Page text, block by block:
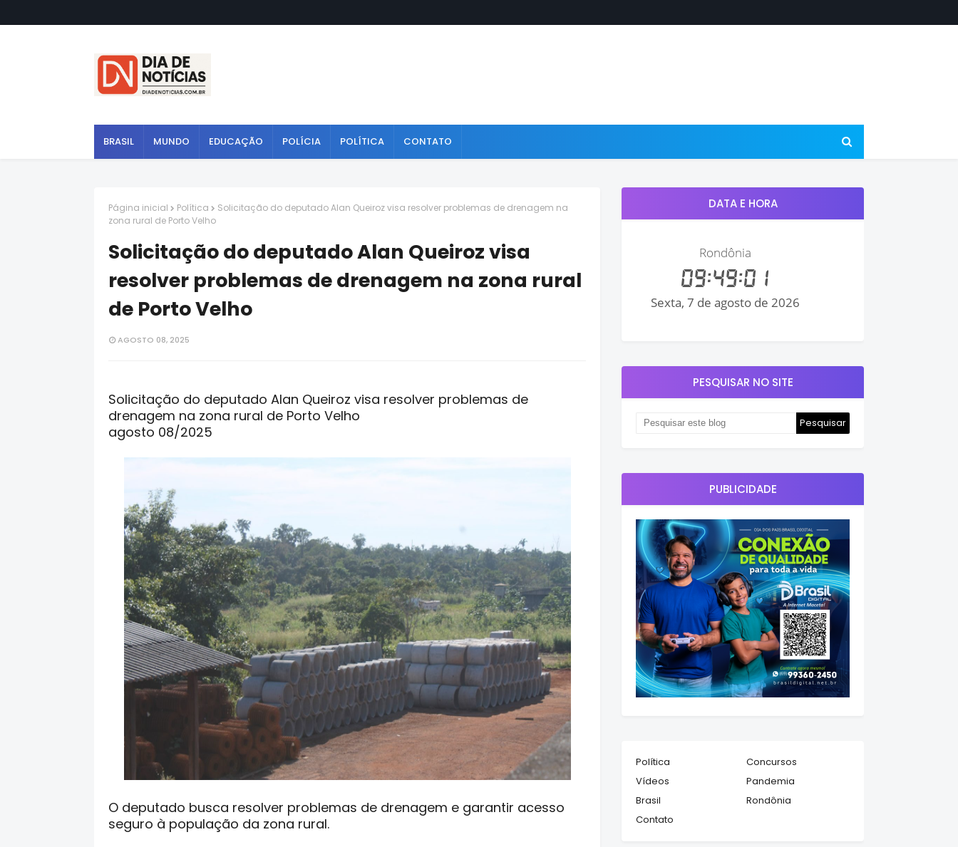
BRASIL MUNDO EDUCAÇÃO POLÍCIA POLÍTICA CONTATO
Página inicial Política
Solicitação do deputado Alan Queiroz visa resolver problemas de drenagem na
zona rural de Porto Velho
Solicitação do deputado Alan Queiroz visa
resolver problemas de drenagem na zona rural
de Porto Velho
AGOSTO 08, 2025
Solicitação do deputado Alan Queiroz visa resolver problemas de
drenagem na zona rural de Porto Velho
agosto 08/2025
O deputado busca resolver problemas de drenagem e garantir acesso
seguro à população da zona rural.
DATA E HORA
PESQUISAR NO SITE
PUBLICIDADE
Política
Concursos
Vídeos
Pandemia
Brasil
Rondônia
Contato